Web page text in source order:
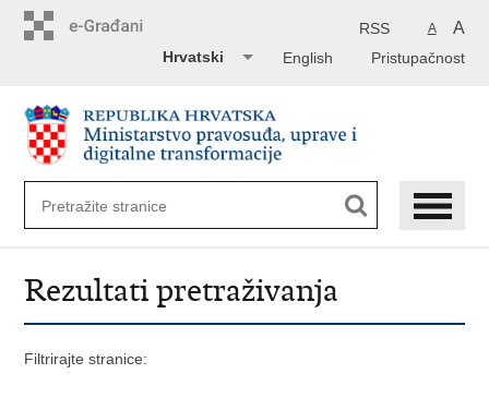
A A
RSS
Pristupačnost
English
Hrvatski
Rezultati pretraživanja
Filtrirajte stranice: